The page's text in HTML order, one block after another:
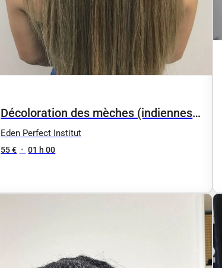
Décoloration des mèches (indiennes
ou brésilienne) +shampoing + soin par
paquet
Eden Perfect Institut
55 € • 01 h 00